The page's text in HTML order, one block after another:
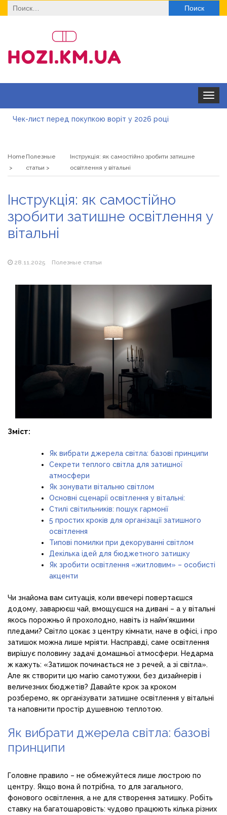
Найти:
Toggle
Чек-лист перед покупкою воріт у 2026 році
типові помилки, відмова та як її уникнути
варіант
Натуральна косметика Хіларі для захисту шкіри від
сонця
Магазин паяльников: рейтинг лучших магазинов Украины
Home Полезные
статьи
Інструкція: як самостійно зробити затишне
освітлення у вітальні
Інструкція: як самостійно
зробити затишне освітлення у
вітальні
28.11.2025 Полезные статьи
Зміст:
Як вибрати джерела світла: базові принципи
Секрети теплого світла для затишної
атмосфери
Як зонувати вітальню світлом
Основні сценарії освітлення у вітальні:
Стилі світильників: пошук гармонії
5 простих кроків для організації затишного
освітлення
Типові помилки при декоруванні світлом
Декілька ідей для бюджетного затишку
Як зробити освітлення «житловим» – особисті
акценти
Чи знайома вам ситуація, коли ввечері повертаєшся
додому, заварюєш чай, вмощуєшся на дивані – а у вітальні
якось порожньо й прохолодно, навіть із найм’якшими
пледами? Світло цокає з центру кімнати, наче в офісі, і про
затишок можна лише мріяти. Насправді, саме освітлення
вирішує половину задачі домашньої атмосфери. Недарма
ж кажуть: «Затишок починається не з речей, а зі світла».
Але як створити цю магію самотужки, без дизайнерів і
величезних бюджетів? Давайте крок за кроком
розберемо, як організувати затишне освітлення у вітальні
та наповнити простір душевною теплотою.
Як вибрати джерела світла: базові
принципи
Головне правило – не обмежуйтеся лише люстрою по
центру. Якщо вона й потрібна, то для загального,
фонового освітлення, а не для створення затишку. Робіть
ставку на багатошаровість: чудово працюють кілька різних